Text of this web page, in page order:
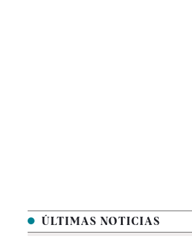
ÚLTIMAS NOTICIAS